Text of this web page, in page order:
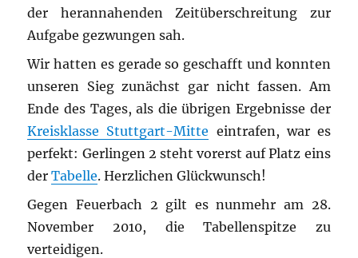
der herannahenden Zeitüberschreitung zur
Aufgabe gezwungen sah.
Wir hatten es gerade so geschafft und konnten
unseren Sieg zunächst gar nicht fassen. Am
Ende des Tages, als die übrigen Ergebnisse der
Kreisklasse Stuttgart-Mitte eintrafen, war es
perfekt: Gerlingen 2 steht vorerst auf Platz eins
derTabelle. Herzlichen Glückwunsch!
Gegen Feuerbach 2 gilt es nunmehr am 28.
November 2010, die Tabellenspitze zu
verteidigen.